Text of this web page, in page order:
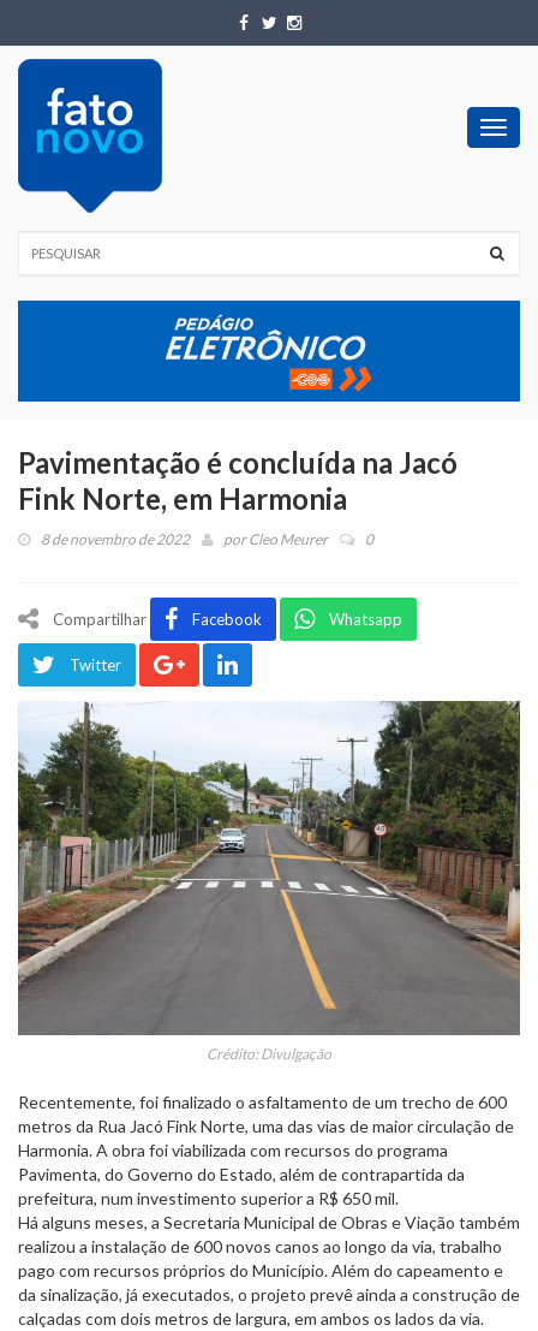
Pavimentação é concluída na Jacó
Fink Norte, em Harmonia
8 de novembro de 2022 porCleo Meurer 0
Compartilhar Facebook Whatsapp
Twitter
Crédito: Divulgação
Recentemente, foi finalizado o asfaltamento de um trecho de 600
metros da Rua Jacó Fink Norte, uma das vias de maior circulação de
Harmonia. A obra foi viabilizada com recursos do programa
Pavimenta, do Governo do Estado, além de contrapartida da
prefeitura, num investimento superior a R$ 650 mil.
Há alguns meses, a Secretaria Municipal de Obras e Viação também
realizou a instalação de 600 novos canos ao longo da via, trabalho
pago com recursos próprios do Município. Além do capeamento e
da sinalização, já executados, o projeto prevê ainda a construção de
calçadas com dois metros de largura, em ambos os lados da via.